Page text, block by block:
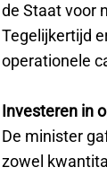
de Staat voor
Tegelijkertijd
operationele
Investeren in
De minister
zowel